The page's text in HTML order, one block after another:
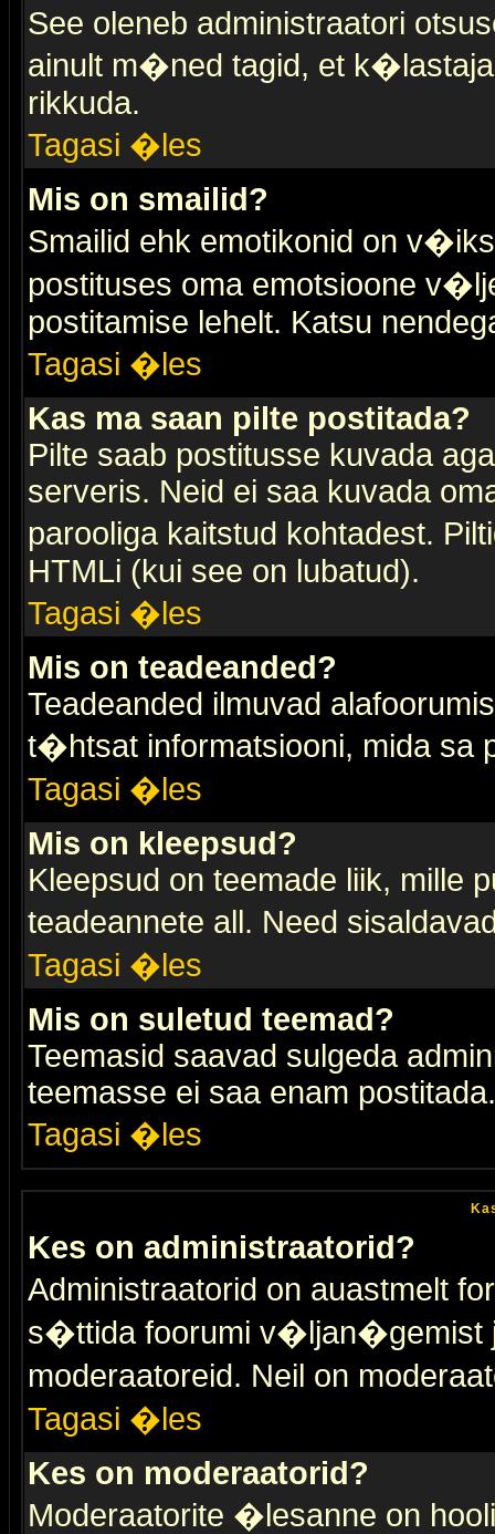
See oleneb administraatori
ainult m�ned tagid, et
rikkuda.
Tagasi �les
Mis on smailid?
Smailid ehk emotikonid on
postituses oma emotsioone
postitamise lehelt. Katsu
Tagasi �les
Kas ma saan pilte postitada?
Pilte saab postitusse kuvada
serveris. Neid ei saa kuvada
parooliga kaitstud kohtadest.
HTMLi (kui see on lubatud).
Tagasi �les
Mis on teadeanded?
Teadeanded ilmuvad
t�htsat informatsiooni, mida sa
Tagasi �les
Mis on kleepsud?
Kleepsud on teemade liik, mille
teadeannete all. Need
Tagasi �les
Mis on suletud teemad?
Teemasid saavad sulgeda
teemasse ei saa enam postitada.
Tagasi �les
Kes on administraatorid?
Administraatorid on auastmelt
s�ttida foorumi v�ljan�gemist
moderaatoreid. Neil on
Tagasi �les
Kes on moderaatorid?
Moderaatorite �lesanne on